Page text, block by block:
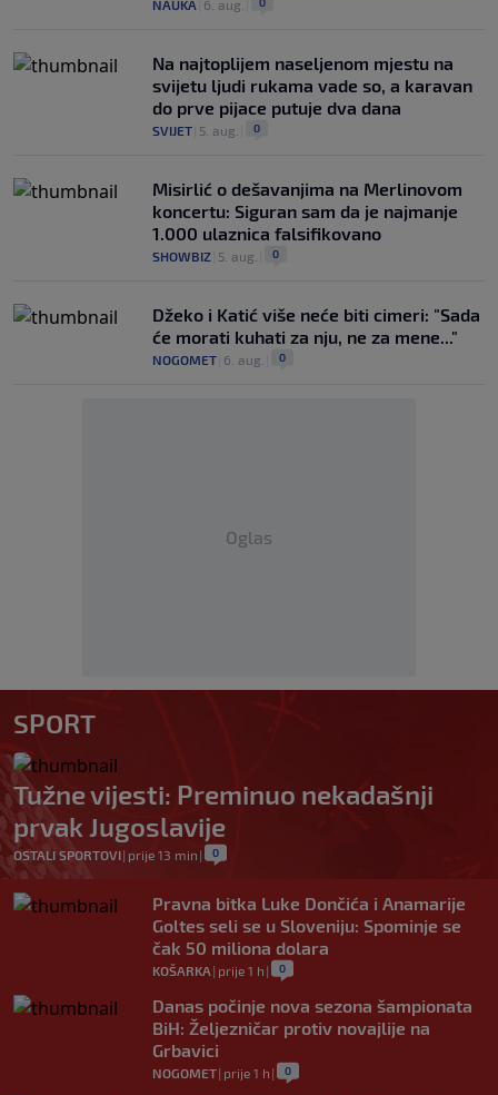
NAUKA 6. aug.
Na najtoplijem naseljenom mjestu na
svijetu ljudi rukama vade so, a karavan
do prve pijace putuje dva dana
SVIJET 5. aug. 0
Misirlić o dešavanjima na Merlinovom
koncertu: Siguran sam da je najmanje
1.000 ulaznica falsifikovano
SHOWBIZ 5. aug. 0
Džeko i Katić više neće biti cimeri: "Sada
će morati kuhati za nju, ne za mene..."
NOGOMET 6. aug. 0
Oglas
SPORT
Tužne vijesti: Preminuo nekadašnji
prvak Jugoslavije
OSTALI SPORTOVI| prije 13 min | 0
Pravna bitka Luke Dončića i Anamarije
Goltes seli se u Sloveniju: Spominje se
čak 50 miliona dolara
KOŠARKA | prije 1 h | 0
Danas počinje nova sezona šampionata
BiH: Željezničar protiv novajlije na
Grbavici
NOGOMET| prije 1 h | 0